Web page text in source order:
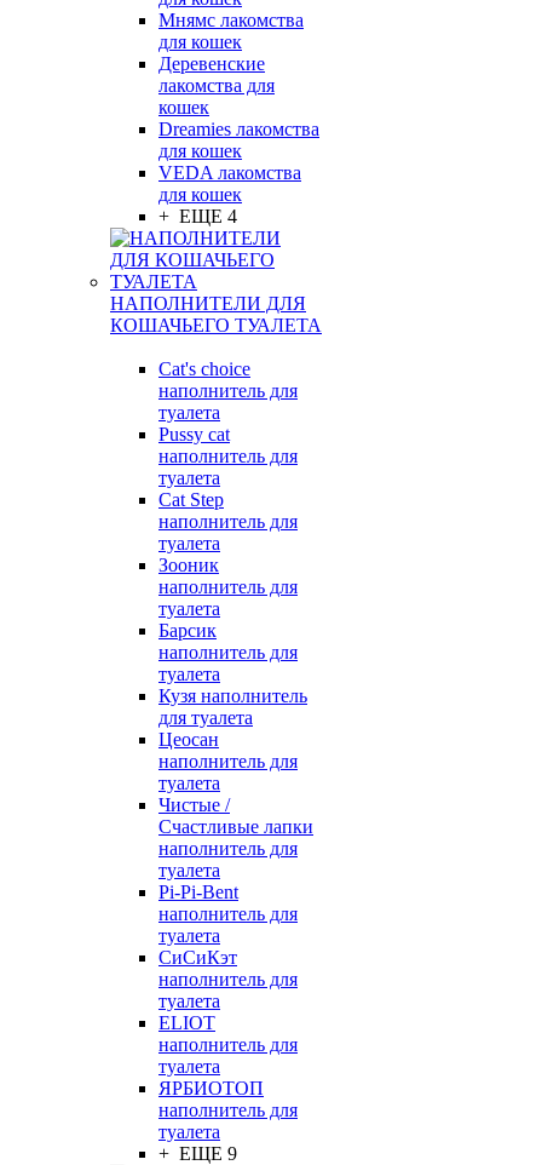
Мнямс лакомства
для кошек
Деревенские
лакомства для
кошек
Dreamies лакомства
для кошек
VEDA лакомства
для кошек
+ ЕЩЕ 4
НАПОЛНИТЕЛИ ДЛЯ
КОШАЧЬЕГО ТУАЛЕТА
Cat's choice
наполнитель для
туалета
Pussy cat
наполнитель для
туалета
Cat Step
наполнитель для
туалета
Зооник
наполнитель для
туалета
Барсик
наполнитель для
туалета
Кузя наполнитель
для туалета
Цеосан
наполнитель для
туалета
Чистые /
Счастливые лапки
наполнитель для
туалета
Pi-Pi-Bent
наполнитель для
туалета
СиСиКэт
наполнитель для
туалета
ELIOT
наполнитель для
туалета
ЯРБИОТОП
наполнитель для
туалета
+ ЕЩЕ 9